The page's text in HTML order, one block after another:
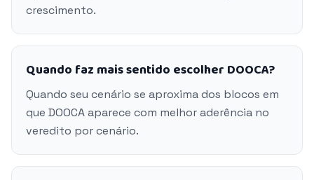
crescimento.
Quando faz mais sentido escolher DOOCA?
Quando seu cenário se aproxima dos blocos em
que DOOCA aparece com melhor aderência no
veredito por cenário.